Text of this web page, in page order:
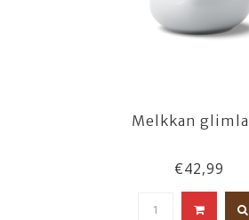
Melkkan
€42,99